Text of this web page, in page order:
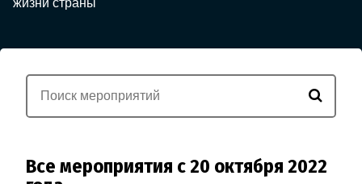
жизни страны
Все мероприятия с 20 октября 2022